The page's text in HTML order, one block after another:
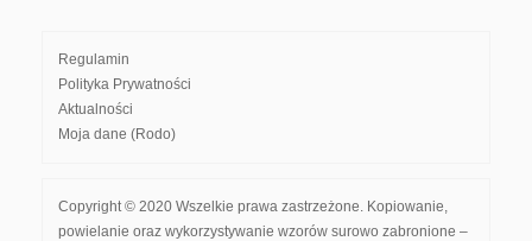
Regulamin
Polityka Prywatności
Aktualności
Moja dane (Rodo)
Copyright © 2020 Wszelkie prawa zastrzeżone. Kopiowanie,
powielanie oraz wykorzystywanie wzorów surowo zabronione –